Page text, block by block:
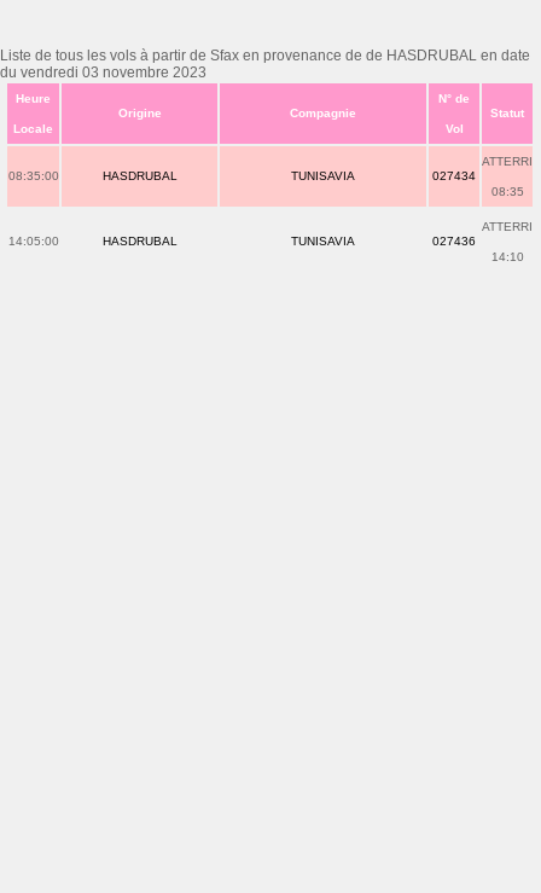
Liste de tous les vols à partir de Sfax en provenance de de HASDRUBAL en date
du vendredi 03 novembre 2023
Heure
Locale
Origine Compagnie
N° de
Vol
Statut
08:35:00 HASDRUBAL TUNISAVIA 027434
ATTERRI
08:35
14:05:00 HASDRUBAL TUNISAVIA 027436
ATTERRI
14:10